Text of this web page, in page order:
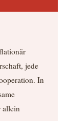
jede
In
allein